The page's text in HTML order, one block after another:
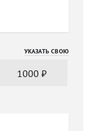
1000₽
УКАЗАТЬ СВОЮ